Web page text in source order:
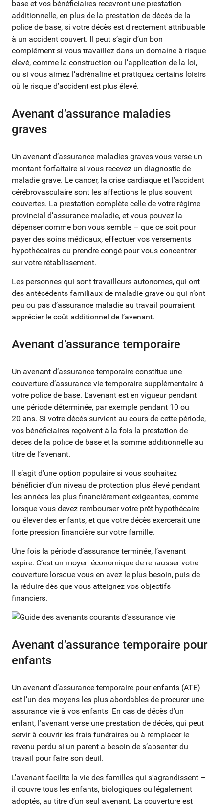
base et vos bénéficiaires recevront une prestation
additionnelle, en plus de la prestation de décès de la
police de base, si votre décès est directement attribuable
à un accident couvert. Il peut s’agir d’un bon
complément si vous travaillez dans un domaine à risque
élevé, comme la construction ou l’application de la loi,
ou si vous aimez l’adrénaline et pratiquez certains loisirs
où le risque d’accident est plus élevé.
Avenant d’assurance maladies
graves
Un avenant d’assurance maladies graves vous verse un
montant forfaitaire si vous recevez un diagnostic de
maladie grave. Le cancer, la crise cardiaque et l’accident
cérébrovasculaire sont les affections le plus souvent
couvertes. La prestation complète celle de votre régime
provincial d’assurance maladie, et vous pouvez la
dépenser comme bon vous semble – que ce soit pour
payer des soins médicaux, effectuer vos versements
hypothécaires ou prendre congé pour vous concentrer
sur votre rétablissement.
Les personnes qui sont travailleurs autonomes, qui ont
des antécédents familiaux de maladie grave ou qui n’ont
peu ou pas d’assurance maladie au travail pourraient
apprécier le coût additionnel de l’avenant.
Avenant d’assurance temporaire
Un avenant d’assurance temporaire constitue une
couverture d’assurance vie temporaire supplémentaire à
votre police de base. L’avenant est en vigueur pendant
une période déterminée, par exemple pendant 10 ou
20 ans. Si votre décès survient au cours de cette période,
vos bénéficiaires reçoivent à la fois la prestation de
décès de la police de base et la somme additionnelle au
titre de l’avenant.
Il s’agit d’une option populaire si vous souhaitez
bénéficier d’un niveau de protection plus élevé pendant
les années les plus financièrement exigeantes, comme
lorsque vous devez rembourser votre prêt hypothécaire
ou élever des enfants, et que votre décès exercerait une
forte pression financière sur votre famille.
Une fois la période d’assurance terminée, l’avenant
expire. C’est un moyen économique de rehausser votre
couverture lorsque vous en avez le plus besoin, puis de
la réduire dès que vous atteignez vos objectifs
financiers.
Avenant d’assurance temporaire pour
enfants
Un avenant d’assurance temporaire pour enfants (ATE)
est l’un des moyens les plus abordables de procurer une
assurance vie à vos enfants. En cas de décès d’un
enfant, l’avenant verse une prestation de décès, qui peut
servir à couvrir les frais funéraires ou à remplacer le
revenu perdu si un parent a besoin de s’absenter du
travail pour faire son deuil.
L’avenant facilite la vie des familles qui s’agrandissent –
il couvre tous les enfants, biologiques ou légalement
adoptés, au titre d’un seul avenant. La couverture est